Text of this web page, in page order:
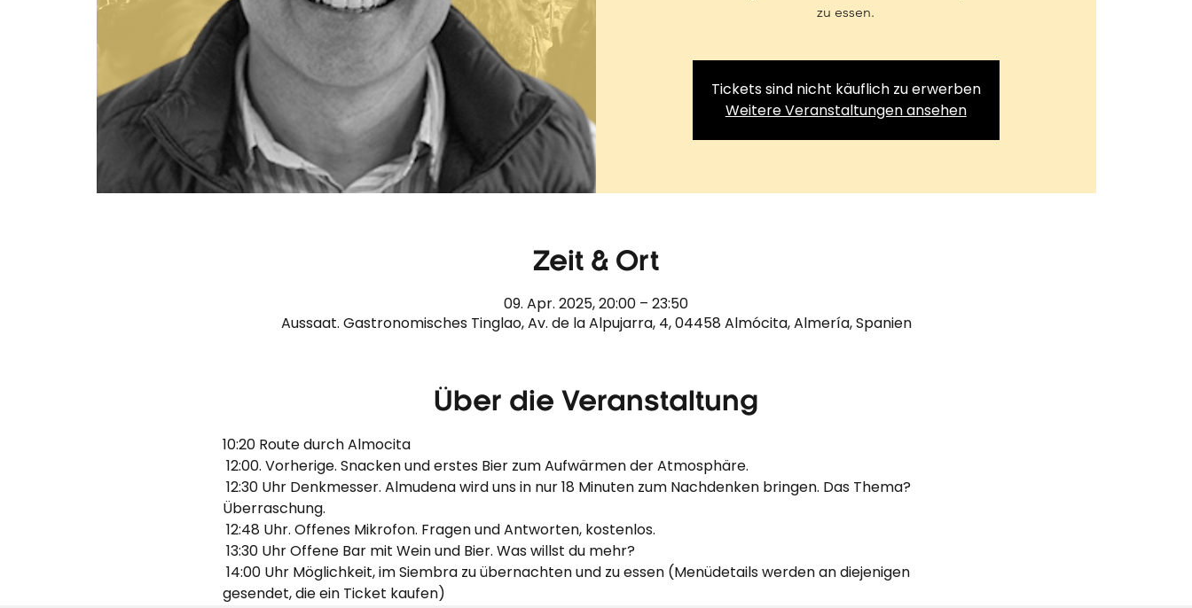
zu essen.
Tickets sind nicht käuflich zu erwerben
Weitere Veranstaltungen ansehen
Zeit & Ort
09. Apr. 2025, 20:00 – 23:50
Aussaat. Gastronomisches Tinglao, Av. de la Alpujarra, 4, 04458 Almócita, Almería, Spanien
Über die Veranstaltung
10:20 Route durch Almocita
12:00. Vorherige. Snacken und erstes Bier zum Aufwärmen der Atmosphäre.
Überraschung.
12:48 Uhr. Offenes Mikrofon. Fragen und Antworten, kostenlos.
13:30 Uhr Offene Bar mit Wein und Bier. Was willst du mehr?
gesendet, die ein Ticket kaufen)